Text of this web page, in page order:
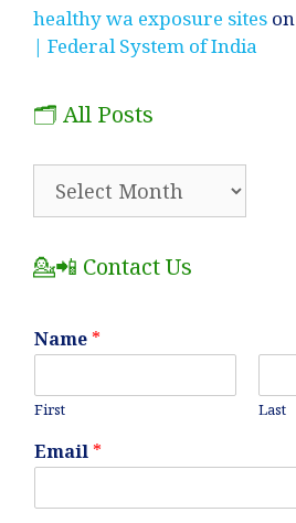
healthy wa exposure sites on
| Federal System of India
🗂️ All Posts
💁📲 Contact Us
Name *
First Last
Email *